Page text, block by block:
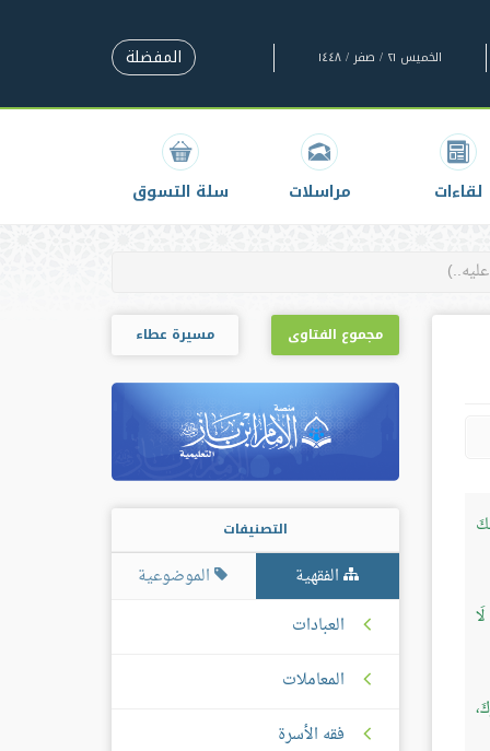
الخميس ٢١ / صفر / ١٤٤٨ المفضلة
لقاءات مراسلات سلة التسوق
مجموع الفتاوى مسيرة عطاء
التصنيفات
الفقهية
الموضوعية
العبادات
المعاملات
فقه الأسرة